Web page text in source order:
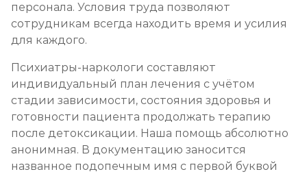
персонала. Условия труда позволяют
сотрудникам всегда находить время и усилия
для каждого.
Психиатры-наркологи составляют
индивидуальный план лечения с учётом
стадии зависимости, состояния здоровья и
готовности пациента продолжать терапию
после детоксикации. Наша помощь абсолютно
анонимная. В документацию заносится
названное подопечным имя с первой буквой